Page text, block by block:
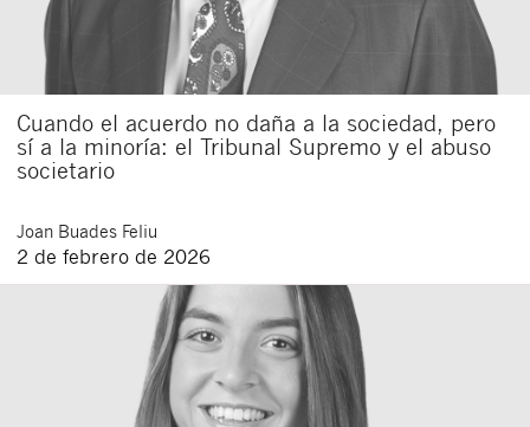
Cuando el acuerdo no daña a la sociedad, pero
sí a la minoría: el Tribunal Supremo y el abuso
societario
Joan Buades Feliu
2 de febrero de 2026